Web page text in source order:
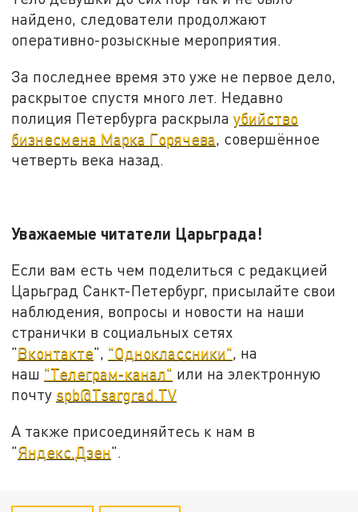
найдено, следователи продолжают
оперативно-розыскные мероприятия.
За последнее время это уже не первое дело,
раскрытое спустя много лет. Недавно
полиция Петербурга раскрылаубийство
бизнесмена Марка Горячева, совершённое
четверть века назад.
Уважаемые читатели Царьграда!
Если вам есть чем поделиться с редакцией
Царьград Санкт-Петербург, присылайте свои
наблюдения, вопросы и новости на наши
странички в социальных сетях
"Вконтакте", "Одноклассники", на
наш "Телеграм-канал" или на электронную
почту spb@Tsargrad.TV
А также присоединяйтесь к нам в
"Яндекс.Дзен".